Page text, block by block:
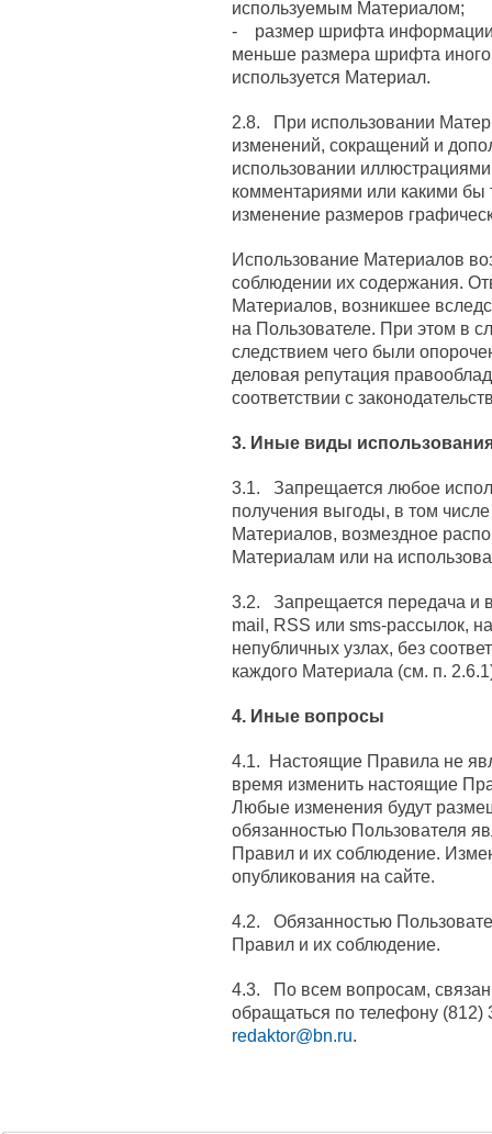
используемым Материалом;
- размер шрифта информации
меньше размера шрифта иного
используется Материал.
2.8. При использовании
изменений, сокращений и
использовании
комментариями или какими
изменение размеров
Использование Материалов
соблюдении их содержания.
Материалов, возникшее
на Пользователе. При этом в
следствием чего были
деловая репутация
соответствии с
3. Иные виды
3.1. Запрещается любое
получения выгоды, в том
Материалов, возмездное
Материалам или на
3.2. Запрещается передача и
mail, RSS или sms-рассылок,
непубличных узлах, без
каждого Материала (см. п.
4. Иные вопросы
4.1. Настоящие Правила не
время изменить настоящие
Любые изменения будут
обязанностью Пользователя
Правил и их соблюдение.
опубликования на сайте.
4.2. Обязанностью
Правил и их соблюдение.
4.3. По всем вопросам,
обращаться по телефону (812)
redaktor@bn.ru.